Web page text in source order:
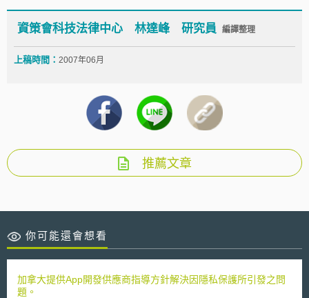
資策會科技法律中心 林達峰 研究員 編譯整理
上稿時間： 2007年06月
推薦文章
你可能還會想看
加拿大提供App開發供應商指導方針解決因隱私保護所引發之問
題。